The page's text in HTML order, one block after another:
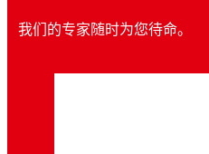
我们的专家随时为您待命。